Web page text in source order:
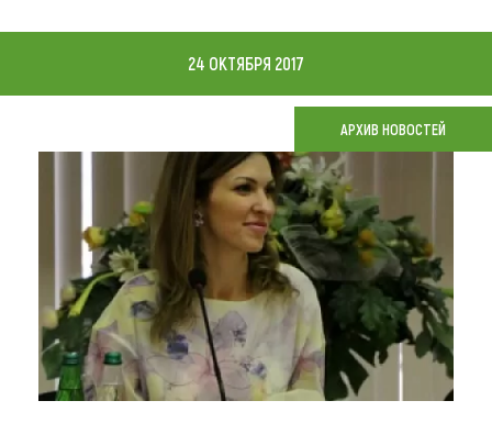
Что привезти (сувениры)
О регионе
Коллекция впечатлений
Другие рубрики
24 ОКТЯБРЯ 2017
АРХИВ НОВОСТЕЙ